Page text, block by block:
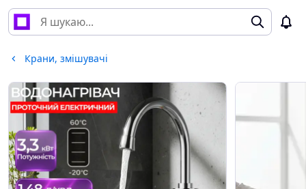
Крани, змішувачі